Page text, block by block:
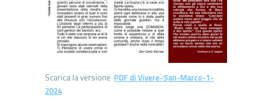
Scarica la versione PDF di Vivere-San-Marco-1-
2024